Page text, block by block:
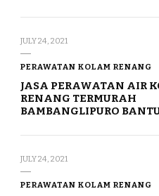
JULY 24, 2021
PERAWATAN KOLAM RENANG
JASA PERAWATAN AIR
RENANG TERMURAH
BAMBANGLIPURO
JULY 24, 2021
PERAWATAN KOLAM RENANG